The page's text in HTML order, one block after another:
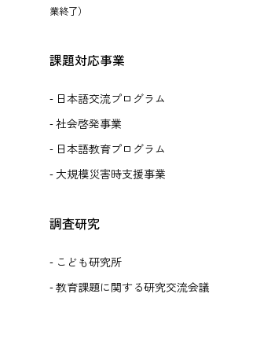
業終了）
課題対応事業
日本語交流プログラム
社会啓発事業
日本語教育プログラム
大規模災害時支援事業
調査研究
こども研究所
教育課題に関する研究交流会議